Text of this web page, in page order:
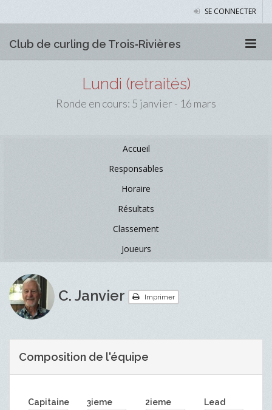
SE CONNECTER
Club de curling de Trois‑Rivières
Lundi (retraités)
Ronde en cours: 5 janvier - 16 mars
Accueil
Responsables
Horaire
Résultats
Classement
Joueurs
C. Janvier Imprimer
Composition de l'équipe
Capitaine 3ieme 2ieme Lead